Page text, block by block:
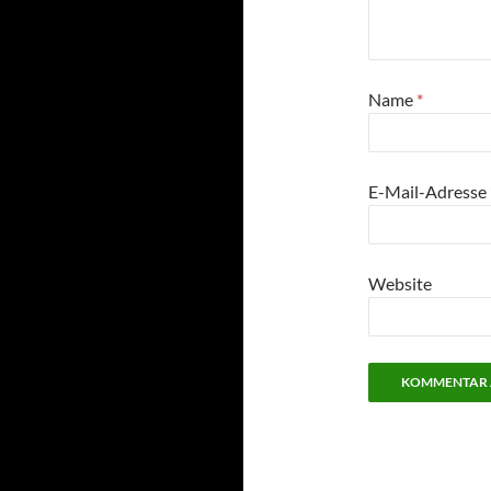
Name *
E-Mail-Adresse
Website